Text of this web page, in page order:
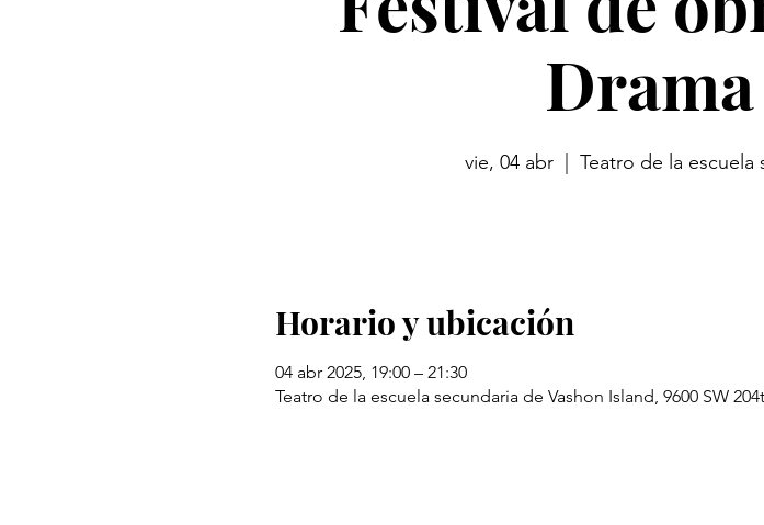
vie, 04 abr Teatro de la escuela
Horario y ubicación
04 abr 2025, 19:00 – 21:30
Teatro de la escuela secundaria de Vashon Island, 9600 SW